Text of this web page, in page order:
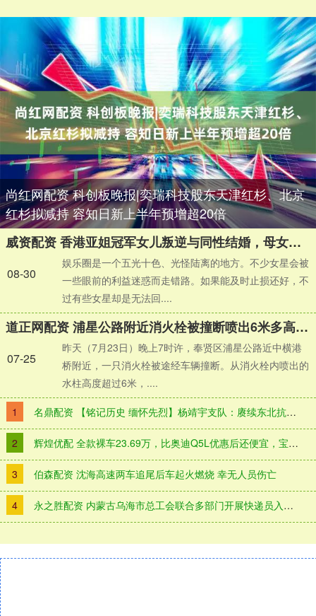
尚红网配资 科创板晚报|奕瑞科技股东天津红杉、北京
红杉拟减持 容知日新上半年预增超20倍
威资配资 香港亚姐冠军女儿叛逆与同性结婚，母女关系成谜，如今分享正能量
娱乐圈是一个五光十色、光怪陆离的地方。不少女星会被
一些眼前的利益迷惑而走错路。如果能及时止损还好，不
过有些女星却是无法回....
08-30
道正网配资 浦星公路附近消火栓被撞断喷出6米多高水柱 相关部门紧急到场处置
昨天（7月23日）晚上7时许，奉贤区浦星公路近中横港
桥附近，一只消火栓被途经车辆撞断。从消火栓内喷出的
水柱高度超过6米，....
07-25
1 名鼎配资 【铭记历史 缅怀先烈】杨靖宇支队：赓续东北抗联血脉，锻造重装铁拳
2 辉煌优配 全款裸车23.69万，比奥迪Q5L优惠后还便宜，宝马iX3能抄底了？
3 伯森配资 沈海高速两车追尾后车起火燃烧 幸无人员伤亡
4 永之胜配资 内蒙古乌海市总工会联合多部门开展快递员入会慰问活动